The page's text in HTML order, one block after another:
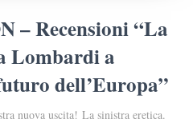
– Recensioni “La
Lombardi a
dell’Europa”
nuova uscita! La sinistra eretica.